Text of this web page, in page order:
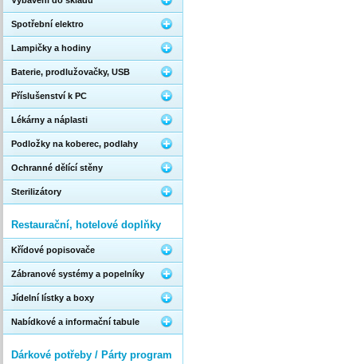
Spotřební elektro
Lampičky a hodiny
Baterie, prodlužovačky, USB
Příslušenství k PC
Lékárny a náplasti
Podložky na koberec, podlahy
Ochranné dělící stěny
Sterilizátory
Restaurační, hotelové doplňky
Křídové popisovače
Zábranové systémy a popelníky
Jídelní lístky a boxy
Nabídkové a informační tabule
Dárkové potřeby / Párty program